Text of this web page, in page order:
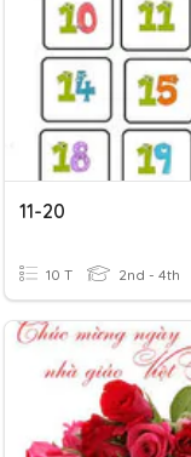
11-20
10 T 2nd - 4th